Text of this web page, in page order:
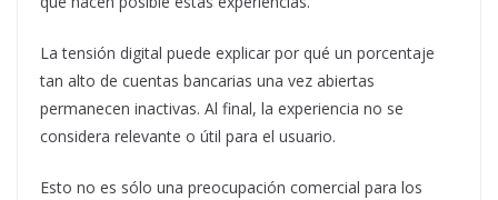
La tensión digital puede explicar por qué un porcentaje
tan alto de cuentas bancarias una vez abiertas
permanecen inactivas. Al final, la experiencia no se
considera relevante o útil para el usuario.
Esto no es sólo una preocupación comercial para los